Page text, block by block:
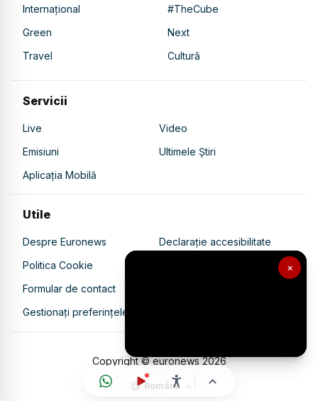
×
Internațional
#TheCube
Green
Next
Travel
Cultură
Servicii
Live
Video
Emisiuni
Ultimele Știri
Aplicația Mobilă
Utile
Despre Euronews
Declarație accesibilitate
Politica Cookie
Politica de confidențialitate
Formular de contact
Gestionați preferințele
Copyright © euronews2026
Română